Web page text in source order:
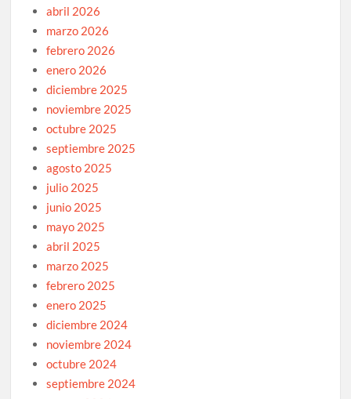
abril 2026
marzo 2026
febrero 2026
enero 2026
diciembre 2025
noviembre 2025
octubre 2025
septiembre 2025
agosto 2025
julio 2025
junio 2025
mayo 2025
abril 2025
marzo 2025
febrero 2025
enero 2025
diciembre 2024
noviembre 2024
octubre 2024
septiembre 2024